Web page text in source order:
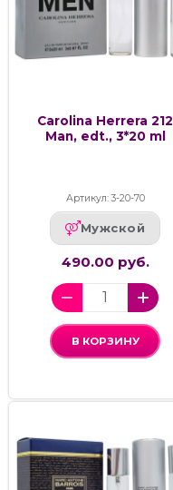
Carolina Herrera 212
Man, edt., 3*20 ml
Артикул: 3-20-70
Мужской
490.00 руб.
В КОРЗИНУ